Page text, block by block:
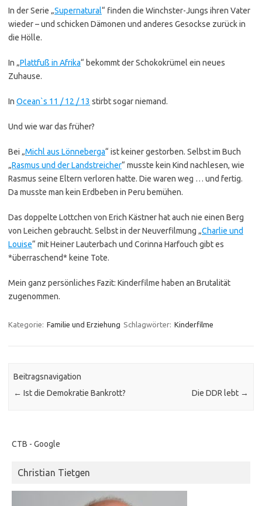
In der Serie „Supernatural“ finden die Winchster-Jungs ihren Vater
wieder – und schicken Dämonen und anderes Gesockse zurück in
die Hölle.
In „Plattfuß in Afrika“ bekommt der Schokokrümel ein neues
Zuhause.
In Ocean`s 11 / 12 / 13 stirbt sogar niemand.
Und wie war das früher?
Bei „Michl aus Lönneberga“ ist keiner gestorben. Selbst im Buch
„Rasmus und der Landstreicher“ musste kein Kind nachlesen, wie
Rasmus seine Eltern verloren hatte. Die waren weg … und fertig.
Da musste man kein Erdbeben in Peru bemühen.
Das doppelte Lottchen von Erich Kästner hat auch nie einen Berg
von Leichen gebraucht. Selbst in der Neuverfilmung „Charlie und
Louise“ mit Heiner Lauterbach und Corinna Harfouch gibt es
*überraschend* keine Tote.
Mein ganz persönliches Fazit: Kinderfilme haben an Brutalität
zugenommen.
Kategorie: Familie und Erziehung Schlagwörter: Kinderfilme
Beitragsnavigation
← Ist die Demokratie Bankrott? Die DDR lebt →
CTB - Google
Christian Tietgen